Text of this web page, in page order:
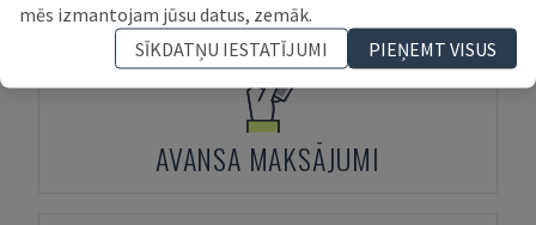
AVANSA MAKSĀJUMI
mēs izmantojam jūsu datus, zemāk.
SĪKDATŅU IESTATĪJUMI
PIEŅEMT VISUS